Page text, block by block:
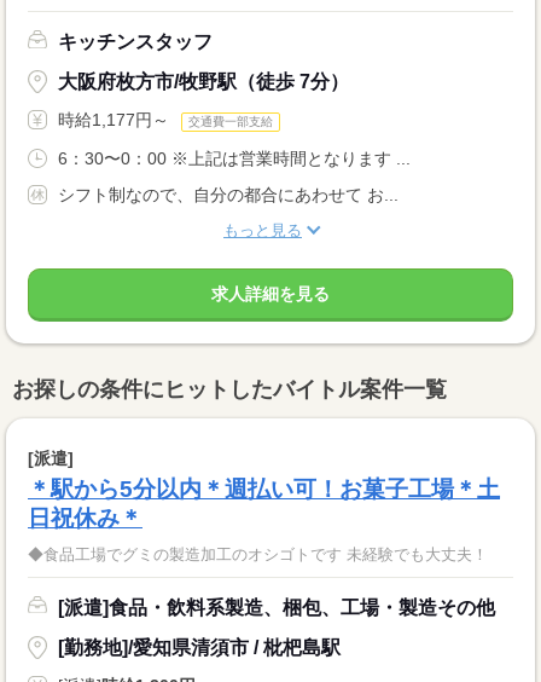
キッチンスタッフ
大阪府枚方市/牧野駅（徒歩 7分）
時給1,177円～ 交通費一部支給
6：30〜0：00 ※上記は営業時間となります ...
シフト制なので、自分の都合にあわせて お...
もっと見る
求人詳細を見る
お探しの条件にヒットしたバイトル案件一覧
[派遣]
＊駅から5分以内＊週払い可！お菓子工場＊土
日祝休み＊
◆食品工場でグミの製造加工のオシゴトです 未経験でも大丈夫！
[派遣]食品・飲料系製造、梱包、工場・製造その他
[勤務地]/愛知県清須市 / 枇杷島駅